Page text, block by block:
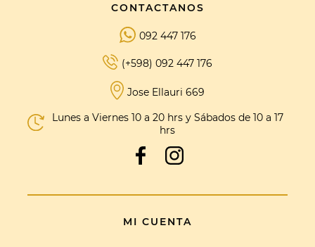
CONTACTANOS
092 447 176
(+598) 092 447 176
Jose Ellauri 669
Lunes a Viernes 10 a 20 hrs y Sábados de 10 a 17
hrs
MI CUENTA